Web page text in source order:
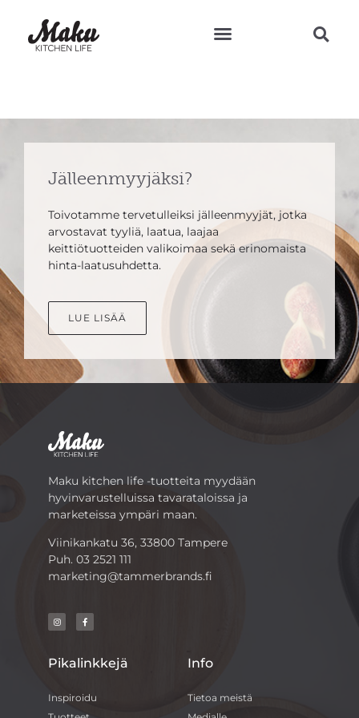
Jälleenmyyjäksi?
Toivotamme tervetulleiksi jälleenmyyjät, jotka
arvostavat tyyliä, laatua, laajaa
keittiötuotteiden valikoimaa sekä erinomaista
hinta-laatusuhdetta.
LUE LISÄÄ
Maku kitchen life -tuotteita myydään
hyvinvarustelluissa tavarataloissa ja
marketeissa ympäri maan.
Viinikankatu 36, 33800 Tampere
Puh. 03 2521 111
marketing@tammerbrands.fi
Pikalinkkejä
Inspiroidu
Info
Tietoa meistä